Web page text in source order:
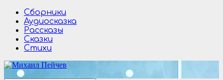
Перейти
содержимому
Сборники
Аудиосказка
Рассказы
Сказки
Стихи